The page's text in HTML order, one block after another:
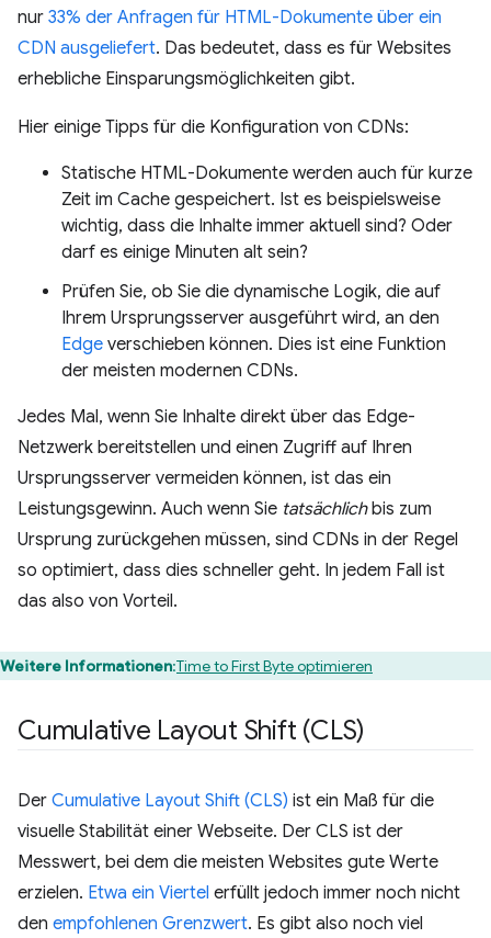
nur 33% der Anfragen für HTML-Dokumente über ein
CDN ausgeliefert. Das bedeutet, dass es für Websites
erhebliche Einsparungsmöglichkeiten gibt.
Hier einige Tipps für die Konfiguration von CDNs:
Statische HTML-Dokumente werden auch für kurze
Zeit im Cache gespeichert. Ist es beispielsweise
wichtig, dass die Inhalte immer aktuell sind? Oder
darf es einige Minuten alt sein?
Prüfen Sie, ob Sie die dynamische Logik, die auf
Ihrem Ursprungsserver ausgeführt wird, an den
Edge verschieben können. Dies ist eine Funktion
der meisten modernen CDNs.
Jedes Mal, wenn Sie Inhalte direkt über das Edge-
Netzwerk bereitstellen und einen Zugriff auf Ihren
Ursprungsserver vermeiden können, ist das ein
Leistungsgewinn. Auch wenn Sie tatsächlichbis zum
Ursprung zurückgehen müssen, sind CDNs in der Regel
so optimiert, dass dies schneller geht. In jedem Fall ist
das also von Vorteil.
Weitere Informationen:Time to First Byte optimieren
Cumulative Layout Shift (CLS)
Der Cumulative Layout Shift (CLS) ist ein Maß für die
visuelle Stabilität einer Webseite. Der CLS ist der
Messwert, bei dem die meisten Websites gute Werte
erzielen. Etwa ein Viertel erfüllt jedoch immer noch nicht
den empfohlenen Grenzwert. Es gibt also noch viel